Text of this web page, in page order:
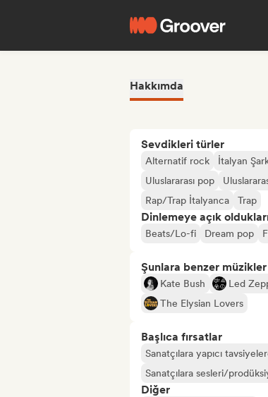
Hakkımda
Sevdikleri türler
Alternatif rock İtalyan
Uluslararası pop
Rap/Trap İtalyanca
Trap
Dinlemeye açık
Beats/Lo-fi Dream pop
Şunlara benzer
Kate Bush Led
The Elysian Lovers
Başlıca fırsatlar
Sanatçılara yapıcı
Sanatçılara sesleri/
Diğer